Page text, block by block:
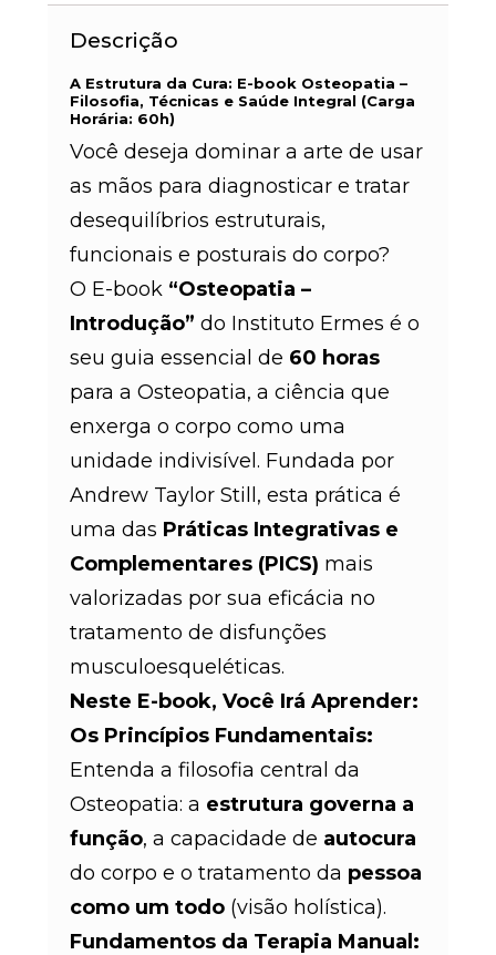
Descrição
A Estrutura da Cura: E-book Osteopatia –
Filosofia, Técnicas e Saúde Integral (Carga
Horária: 60h)
Você deseja dominar a arte de usar
as mãos para diagnosticar e tratar
desequilíbrios estruturais,
funcionais e posturais do corpo?
O E-book “Osteopatia –
Introdução” do Instituto Ermes é o
seu guia essencial de 60 horas
para a Osteopatia, a ciência que
enxerga o corpo como uma
unidade indivisível. Fundada por
Andrew Taylor Still, esta prática é
uma das Práticas Integrativas e
Complementares (PICS) mais
valorizadas por sua eficácia no
tratamento de disfunções
musculoesqueléticas.
Neste E-book, Você Irá Aprender:
Os Princípios Fundamentais:
Entenda a filosofia central da
Osteopatia: a estrutura governa a
função, a capacidade de autocura
do corpo e o tratamento da pessoa
como um todo (visão holística).
Fundamentos da Terapia Manual: